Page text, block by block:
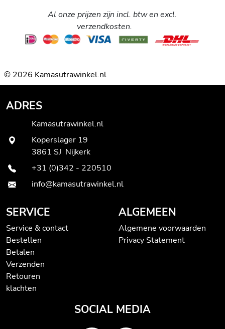
Al onze prijzen zijn incl. btw en excl.
verzendkosten.
© 2026 Kamasutrawinkel.nl
ADRES
Kamasutrawinkel.nl
Koperslager 19
3861 SJ Nijkerk
+31 (0)342 - 220510
info@kamasutrawinkel.nl
SERVICE
Service & contact
Bestellen
Betalen
Verzenden
Retouren
klachten
ALGEMEEN
Algemene voorwaarden
Privacy Statement
SOCIAL MEDIA